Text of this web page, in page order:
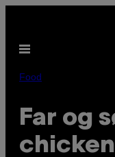
content
Open
Food
Far og